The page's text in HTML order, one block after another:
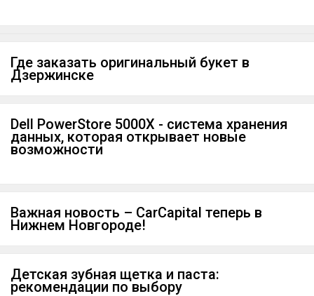
Где заказать оригинальный букет в
Дзержинске
Dell PowerStore 5000X - система хранения
данных, которая открывает новые
возможности
Важная новость – CarCapital теперь в
Нижнем Новгороде!
Детская зубная щетка и паста:
рекомендации по выбору